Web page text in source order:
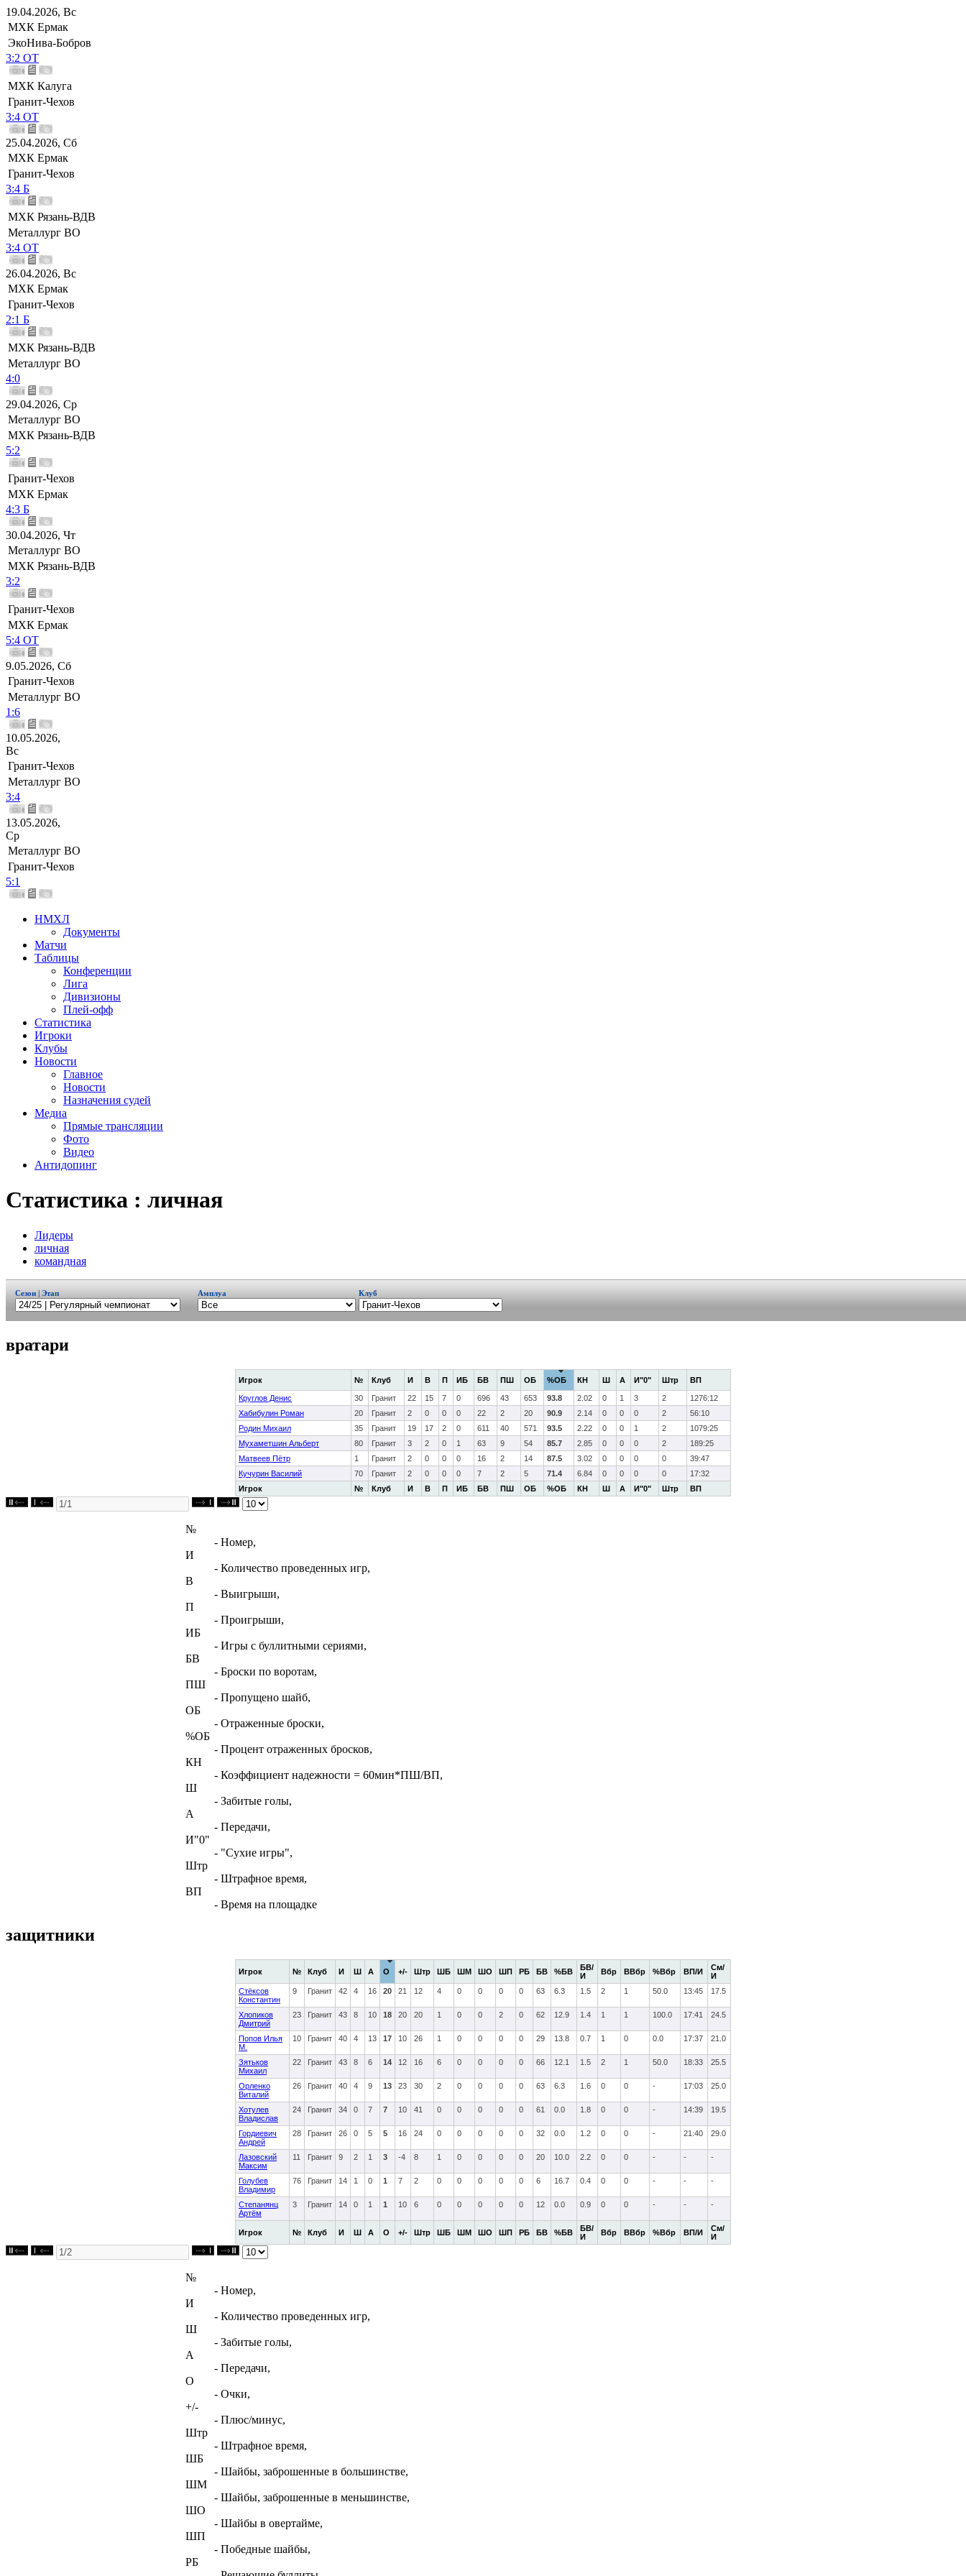
19.04.2026, Вс
МХК Ермак
ЭкоНива-Бобров
3:2 ОТ
МХК Калуга
Гранит-Чехов
3:4 ОТ
25.04.2026, Сб
МХК Ермак
Гранит-Чехов
3:4 Б
МХК Рязань-ВДВ
Металлург ВО
3:4 ОТ
26.04.2026, Вс
МХК Ермак
Гранит-Чехов
2:1 Б
МХК Рязань-ВДВ
Металлург ВО
4:0
29.04.2026, Ср
Металлург ВО
МХК Рязань-ВДВ
5:2
Гранит-Чехов
МХК Ермак
4:3 Б
30.04.2026, Чт
Металлург ВО
МХК Рязань-ВДВ
3:2
Гранит-Чехов
МХК Ермак
5:4 ОТ
9.05.2026, Сб
Гранит-Чехов
Металлург ВО
1:6
10.05.2026,
Вс
Гранит-Чехов
Металлург ВО
3:4
13.05.2026,
Ср
Металлург ВО
Гранит-Чехов
5:1
НМХЛ
Документы
Матчи
Таблицы
Конференции
Лига
Дивизионы
Плей-офф
Статистика
Игроки
Клубы
Новости
Главное
Новости
Назначения судей
Медиа
Прямые трансляции
Фото
Видео
Антидопинг
Статистика : личная
Лидеры
личная
командная
Сезон | Этап Амплуа Клуб
вратари
Игрок № Клуб И В П ИБ БВ ПШ ОБ %ОБ КН Ш А И"0" Штр ВП
Игрок № Клуб И В П ИБ БВ ПШ ОБ %ОБ КН Ш А И"0" Штр ВП
Круглов Денис 30 Гранит 22 15 7 0 696 43 653 93.8 2.02 0 1 3 2
1276:12
Хабибулин Роман
20 Гранит 2 0 0 0 22 2 20 90.9 2.14 0 0 0 2
56:10
Родин Михаил
35 Гранит 19 17 2 0 611 40 571 93.5 2.22 0 0 1 2
1079:25
Мухаметшин Альберт
80 Гранит 3 2 0 1 63 9 54 85.7 2.85 0 0 0 2
189:25
Матвеев Пётр
1 Гранит 2 0 0 0 16 2 14 87.5 3.02 0 0 0 0
39:47
Кучурин Василий
70 Гранит 2 0 0 0 7 2 5 71.4 6.84 0 0 0 0 17:32
№
- Номер,
И
- Количество проведенных игр,
В
- Выигрыши,
П
- Проигрыши,
ИБ
- Игры с буллитными сериями,
БВ
- Броски по воротам,
ПШ
- Пропущено шайб,
ОБ
- Отраженные броски,
%ОБ
- Процент отраженных бросков,
КН
- Коэффициент надежности = 60мин*ПШ/ВП,
Ш
- Забитые голы,
А
- Передачи,
И"0"
- "Сухие игры",
Штр
- Штрафное время,
ВП
- Время на площадке
защитники
Игрок № Клуб И Ш А О +/- Штр ШБ ШМ ШО ШП РБ БВ %БВ
БВ/
И
Вбр ВВбр %Вбр ВП/И
См/
И
Игрок № Клуб И Ш А О +/- Штр ШБ ШМ ШО ШП РБ БВ %БВ
БВ/
И
Вбр ВВбр %Вбр ВП/И
См/
И
Стёксов
Константин
9 Гранит 42 4 16 20 21 12 4 0 0 0 0 63 6.3 1.5 2 1 50.0 13:45 17.5
Хлопиков
Дмитрий
23 Гранит 43 8 10 18 20 20 1 0 0 2 0 62 12.9 1.4 1 1 100.0 17:41 24.5
Попов Илья
М.
10 Гранит 40 4 13 17 10 26 1 0 0 0 0 29 13.8 0.7 1 0 0.0 17:37 21.0
Зятьков
Михаил
22 Гранит 43 8 6 14 12 16 6 0 0 0 0 66 12.1 1.5 2 1 50.0 18:33 25.5
Орленко
Виталий
26 Гранит 40 4 9 13 23 30 2 0 0 0 0 63 6.3 1.6 0 0 - 17:03 25.0
Хотулев
Владислав
24 Гранит 34 0 7 7 10 41 0 0 0 0 0 61 0.0 1.8 0 0 - 14:39 19.5
Гордиевич
Андрей
28 Гранит 26 0 5 5 16 24 0 0 0 0 0 32 0.0 1.2 0 0 - 21:40 29.0
Лазовский
Максим
11 Гранит 9 2 1 3 -4 8 1 0 0 0 0 20 10.0 2.2 0 0 - - -
Голубев
Владимир
76 Гранит 14 1 0 1 7 2 0 0 0 0 0 6 16.7 0.4 0 0 - - -
Степанянц
Артём
3 Гранит 14 0 1 1 10 6 0 0 0 0 0 12 0.0 0.9 0 0 - - -
№
- Номер,
И
- Количество проведенных игр,
Ш
- Забитые голы,
А
- Передачи,
О
- Очки,
+/-
- Плюс/минус,
Штр
- Штрафное время,
ШБ
- Шайбы, заброшенные в большинстве,
ШМ
- Шайбы, заброшенные в меньшинстве,
ШО
- Шайбы в овертайме,
ШП
- Победные шайбы,
РБ